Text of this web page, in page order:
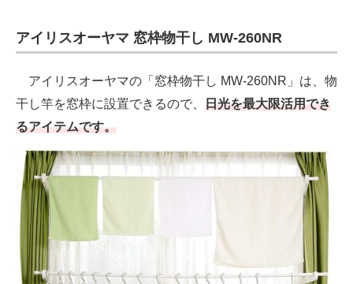
アイリスオーヤマ 窓枠物干し MW-260NR
アイリスオーヤマの「窓枠物干し MW-260NR」は、物
干し竿を窓枠に設置できるので、 日光を最大限活用でき
るアイテムです。